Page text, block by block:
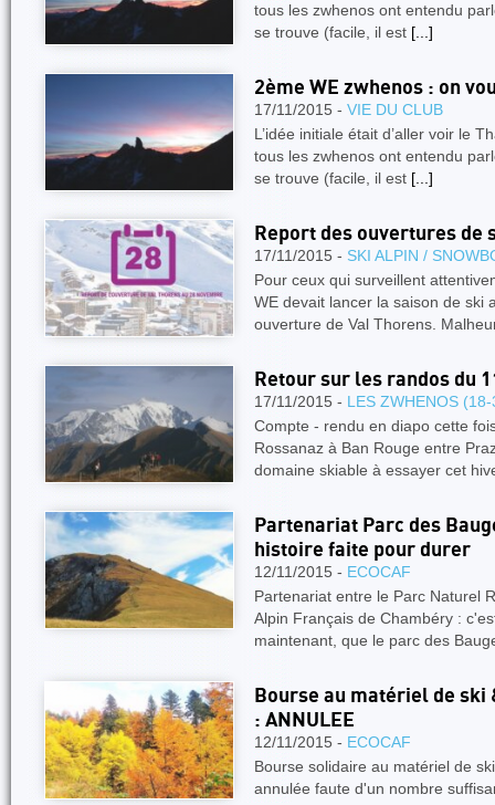
tous les zwhenos ont entendu
se trouve (facile, il est [...]
2ème WE zwhenos : on
17/11/2015 - VIE DU CLUB
L’idée initiale était d’aller voir le
tous les zwhenos ont entendu
se trouve (facile, il est [...]
Report des ouvertures de
17/11/2015 - SKI ALPIN /
Pour ceux qui surveillent
WE devait lancer la saison de ski
ouverture de Val Thorens.
Retour sur les randos du
17/11/2015 - LES ZWHENOS
Compte - rendu en diapo cette
Rossanaz à Ban Rouge entre
domaine skiable à essayer cet
Partenariat Parc des
histoire faite pour durer
12/11/2015 - ECOCAF
Partenariat entre le Parc Naturel
Alpin Français de Chambéry :
maintenant, que le parc des
Bourse au matériel de ski
: ANNULEE
12/11/2015 - ECOCAF
Bourse solidaire au matériel de
annulée faute d'un nombre